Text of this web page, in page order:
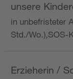
unsere
in unbefristeter
Std./Wo.),SOS-
Erzieherin /